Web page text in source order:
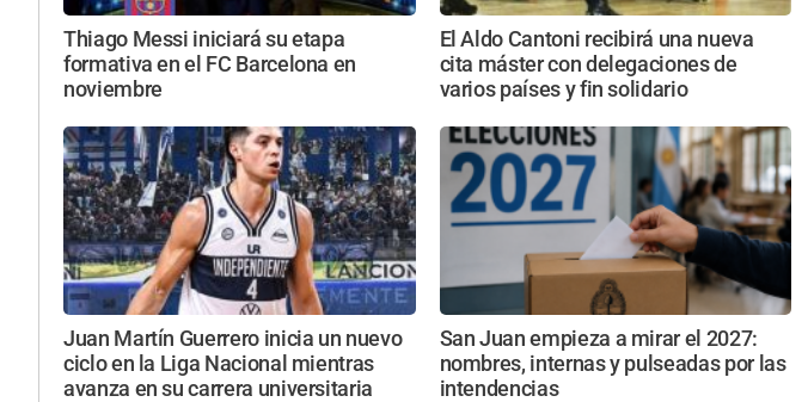
Thiago Messi iniciará su etapa
formativa en el FC Barcelona en
noviembre
El Aldo Cantoni recibirá una nueva
cita máster con delegaciones de
varios países y fin solidario
Juan Martín Guerrero inicia un nuevo
ciclo en la Liga Nacional mientras
avanza en su carrera universitaria
San Juan empieza a mirar el 2027:
nombres, internas y pulseadas por las
intendencias